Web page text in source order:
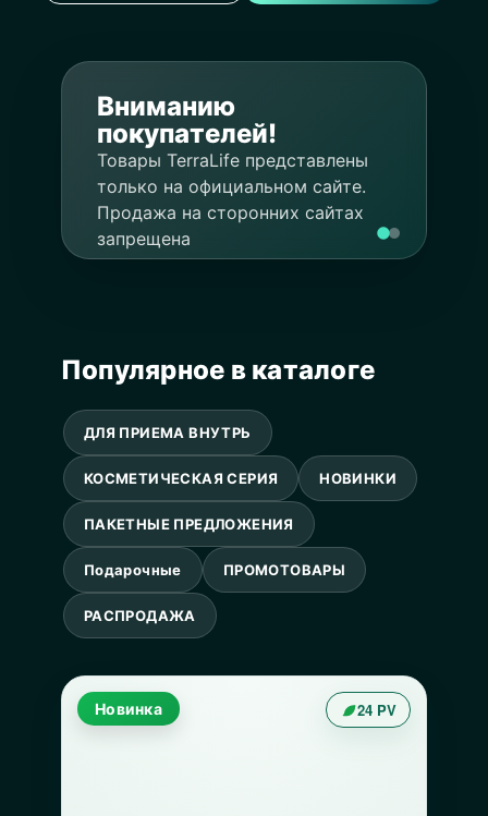
Вниманию
покупателей!
Товары TerraLife представлены
только на официальном сайте.
Продажа на сторонних сайтах
запрещена
Популярное в каталоге
ДЛЯ ПРИЕМА ВНУТРЬ
КОСМЕТИЧЕСКАЯ СЕРИЯ НОВИНКИ
ПАКЕТНЫЕ ПРЕДЛОЖЕНИЯ
Подарочные ПРОМОТОВАРЫ
РАСПРОДАЖА
Новинка 24 PV